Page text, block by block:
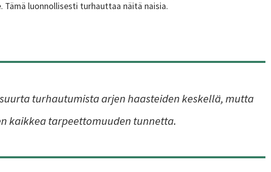
Tämä luonnollisesti turhauttaa näitä naisia.
turhautumista arjen haasteiden keskellä, mutta
kaikkea tarpeettomuuden tunnetta.